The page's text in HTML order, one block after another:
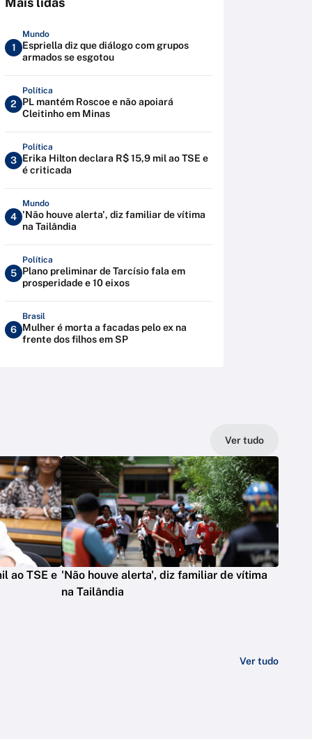
1
Mundo
Espriella diz que diálogo com grupos
armados se esgotou
2
Política
PL mantém Roscoe e não apoiará
Cleitinho em Minas
3
Política
Erika Hilton declara R$ 15,9 mil ao TSE e
é criticada
4
Mundo
'Não houve alerta', diz familiar de vítima
na Tailândia
5
Política
Plano preliminar de Tarcísio fala em
prosperidade e 10 eixos
6
Brasil
Mulher é morta a facadas pelo ex na
frente dos filhos em SP
Ver tudo
ao TSE e 'Não houve alerta', diz familiar de vítima
na Tailândia
Ver tudo